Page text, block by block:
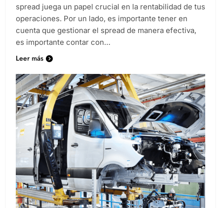
spread juega un papel crucial en la rentabilidad de tus
operaciones. Por un lado, es importante tener en
cuenta que gestionar el spread de manera efectiva,
es importante contar con…
Leer más